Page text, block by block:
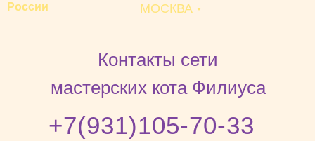
России
МОСКВА
Контакты сети
мастерских кота Филиуса
+7(931)105-70-33